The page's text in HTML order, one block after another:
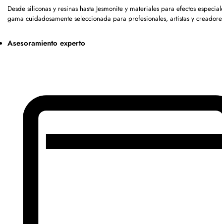
Desde siliconas y resinas hasta Jesmonite y materiales para efectos
gama cuidadosamente seleccionada para profesionales, artistas y
Asesoramiento experto